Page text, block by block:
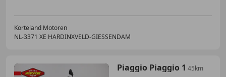
Korteland Motoren
NL-3371 XE HARDINXVELD-GIESSENDAM
Piaggio Piaggio 1 45km